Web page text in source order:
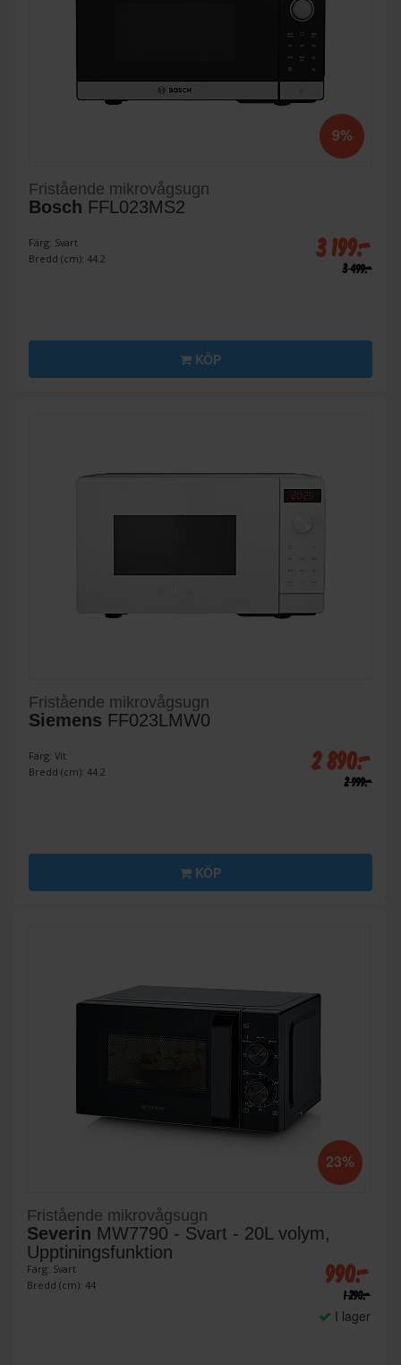
9%
Fristående mikrovågsugn
Bosch FFL023MS2
Färg: Svart
Bredd (cm): 44.2
3 199:-
3 499:-
KÖP
Fristående mikrovågsugn
Siemens FF023LMW0
Färg: Vit
Bredd (cm): 44.2
2 890:-
2 999:-
KÖP
23%
Fristående mikrovågsugn
Severin MW7790 - Svart - 20L volym,
Upptiningsfunktion
Färg: Svart
Bredd (cm): 44
990:-
1 290:-
I lager